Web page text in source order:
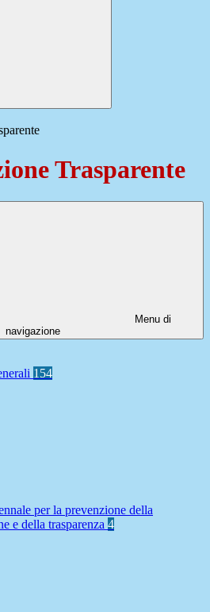
Trasparente
Menu di
navigazione
154
per la prevenzione della
e della trasparenza 4